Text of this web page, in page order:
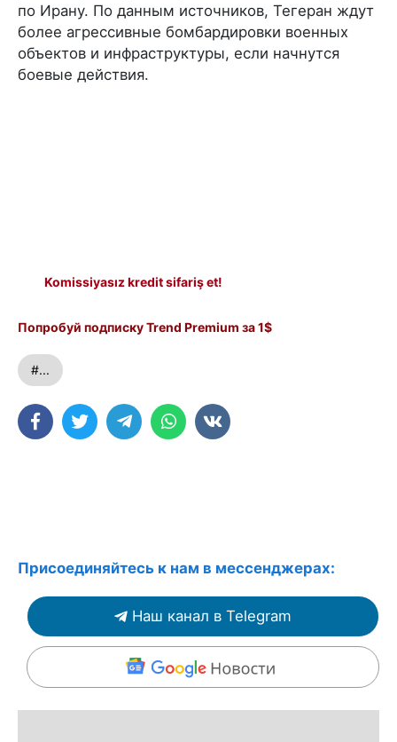
по Ирану. По данным источников, Тегеран ждут
более агрессивные бомбардировки военных
объектов и инфраструктуры, если начнутся
боевые действия.
Komissiyasız kredit sifariş et!
Попробуй подписку Trend Premium за 1$
#...
Присоединяйтесь к нам в мессенджерах:
Наш канал в Telegram